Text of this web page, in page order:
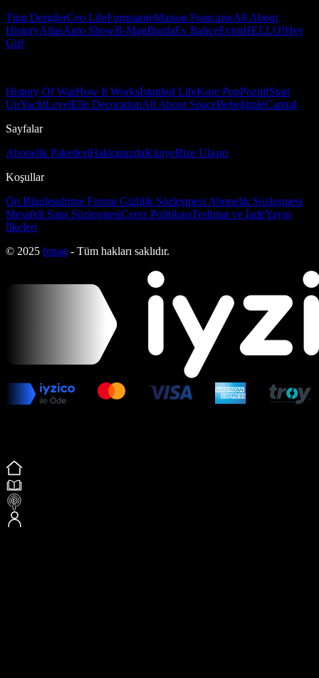
Tüm DergilerCeo LifeFormsanteMaison FrançaiseAll About
HistoryAtlasAuto ShowB-MagBurdaEv BahçeEvimHELLO!Hey
Girl
History Of WarHow It Worksİstanbul LifeKore PopPozitifStart
UpYachtLevelElle DecorationAll About SpaceBebeğimleCapital
Sayfalar
Abonelik PaketleriHakkımızdaKünyeBize Ulaşın
Koşullar
Ön Bilgilendirme Formu Gizlilik Sözleşmesi Abonelik Sözleşmesi
Mesafeli Satış SözleşmesiÇerez PolitikasıTeslimat ve İadeYayın
İlkeleri
© 2025 bmag - Tüm hakları saklıdır.